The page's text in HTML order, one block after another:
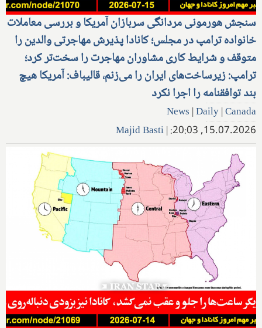
سنجش هورمونی مردانگی سربازان آمریکا و بررسی معاملات
خانواده ترامپ در مجلس؛ کانادا پذیرش مهاجرتی والدین را
متوقف و شرایط کاری مشاوران مهاجرت را سخت‌تر کرد؛
ترامپ: زیرساخت‌های ایران را می‌زنم، قالیباف: آمریکا هیچ
بند توافقنامه را اجرا نکرد
News |Daily|Canada
15.07.2026, 20:03:
|
Majid Basti